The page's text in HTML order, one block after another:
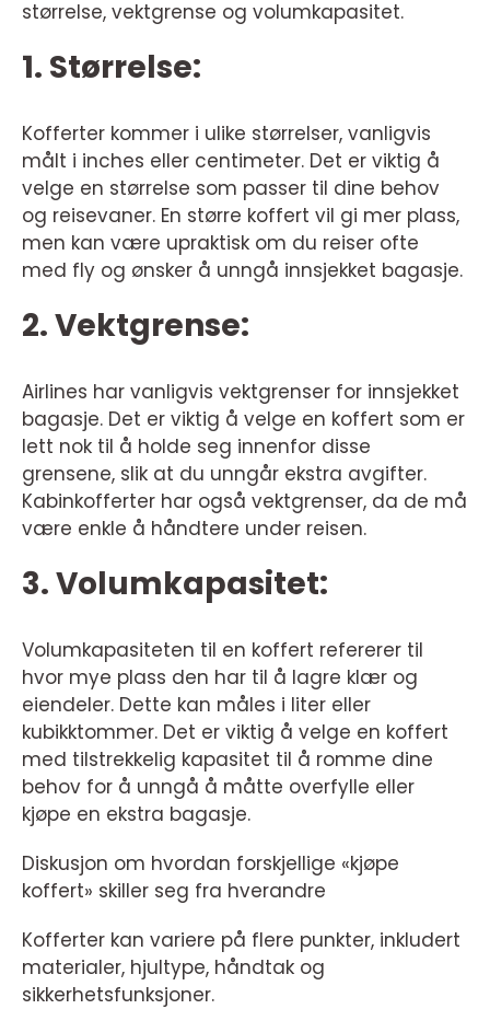
størrelse, vektgrense og volumkapasitet.
1. Størrelse:
Kofferter kommer i ulike størrelser, vanligvis
målt i inches eller centimeter. Det er viktig å
velge en størrelse som passer til dine behov
og reisevaner. En større koffert vil gi mer plass,
men kan være upraktisk om du reiser ofte
med fly og ønsker å unngå innsjekket bagasje.
2. Vektgrense:
Airlines har vanligvis vektgrenser for innsjekket
bagasje. Det er viktig å velge en koffert som er
lett nok til å holde seg innenfor disse
grensene, slik at du unngår ekstra avgifter.
Kabinkofferter har også vektgrenser, da de må
være enkle å håndtere under reisen.
3. Volumkapasitet:
Volumkapasiteten til en koffert refererer til
hvor mye plass den har til å lagre klær og
eiendeler. Dette kan måles i liter eller
kubikktommer. Det er viktig å velge en koffert
med tilstrekkelig kapasitet til å romme dine
behov for å unngå å måtte overfylle eller
kjøpe en ekstra bagasje.
Diskusjon om hvordan forskjellige «kjøpe
koffert» skiller seg fra hverandre
Kofferter kan variere på flere punkter, inkludert
materialer, hjultype, håndtak og
sikkerhetsfunksjoner.